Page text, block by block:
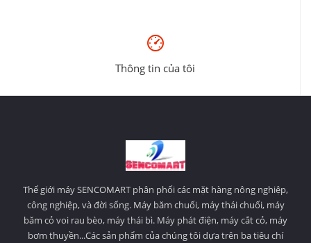
Thông tin của tôi
Thế giới máy SENCOMART phân phối các mặt hàng nông nghiệp,
công nghiệp, và đời sống. Máy băm chuối, máy thái chuối, máy
băm cỏ voi rau bèo, máy thái bì. Máy phát điện, máy cắt cỏ, máy
bơm thuyền...Các sản phẩm của chúng tôi dựa trên ba tiêu chí